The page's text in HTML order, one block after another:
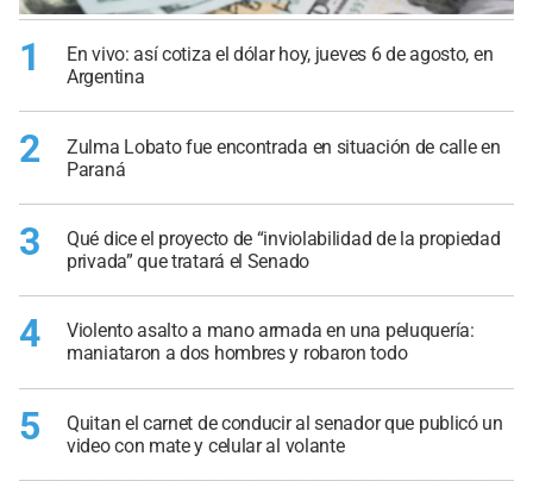
1
En vivo: así cotiza el dólar hoy, jueves 6 de agosto, en
Argentina
2
Zulma Lobato fue encontrada en situación de calle en
Paraná
3
Qué dice el proyecto de “inviolabilidad de la propiedad
privada” que tratará el Senado
4
Violento asalto a mano armada en una peluquería:
maniataron a dos hombres y robaron todo
5
Quitan el carnet de conducir al senador que publicó un
video con mate y celular al volante